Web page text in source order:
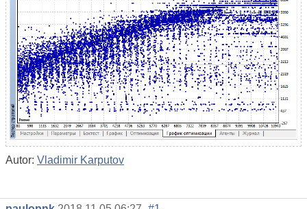
Autor: Vladimir Karputov